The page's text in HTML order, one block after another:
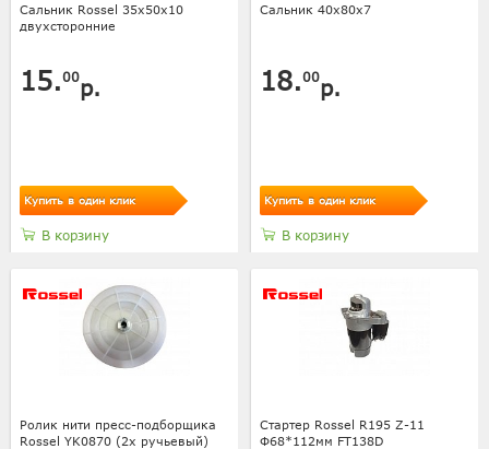
Сальник Rossel 35х50х10
двухсторонние
15.00р.
Купить в один клик
В корзину
Сальник 40х80х7
18.00р.
Купить в один клик
В корзину
Ролик нити пресс-подборщика
Rossel YK0870 (2х ручьевый)
Стартер Rossel R195 Z-11
Ф68*112мм FT138D